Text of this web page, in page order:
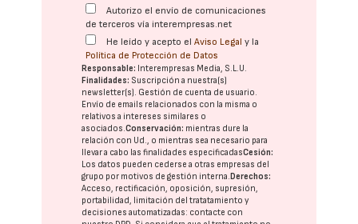
Autorizo el envío de comunicaciones
de terceros vía interempresas.net
He leído y acepto elAviso Legal y la
Política de Protección de Datos
Responsable: Interempresas Media, S.L.U.
Finalidades: Suscripción a nuestra(s)
newsletter(s). Gestión de cuenta de usuario.
Envío de emails relacionados con la misma o
relativos a intereses similares o
asociados.Conservación: mientras dure la
relación con Ud., o mientras sea necesario para
llevar a cabo las finalidades especificadasCesión:
Los datos pueden cederse a otras empresas del
grupo por motivos de gestión interna.Derechos:
Acceso, rectificación, oposición, supresión,
portabilidad, limitación del tratatamiento y
decisiones automatizadas: contacte con